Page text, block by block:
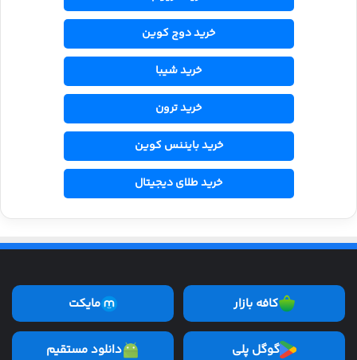
خرید دوج کوین
خرید شیبا
خرید ترون
خرید بایننس کوین
خرید طلای دیجیتال
کافه بازار مایکت
گوگل پلی دانلود مستقیم